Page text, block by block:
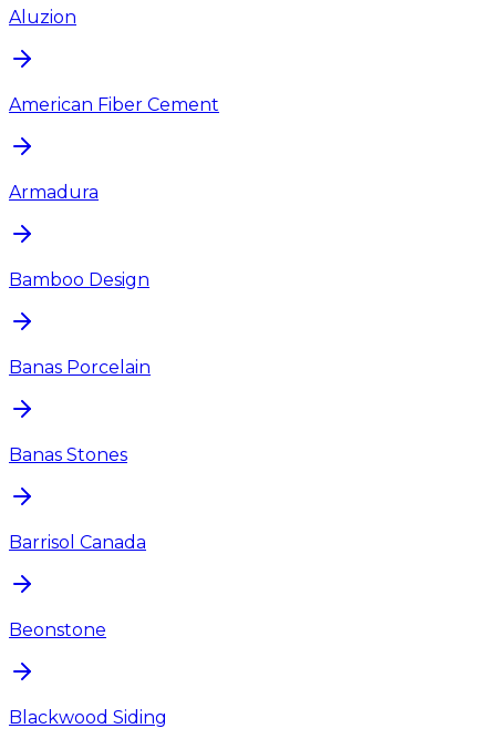
Aluzion
American Fiber Cement
Armadura
Bamboo Design
Banas Porcelain
Banas Stones
Barrisol Canada
Beonstone
Blackwood Siding